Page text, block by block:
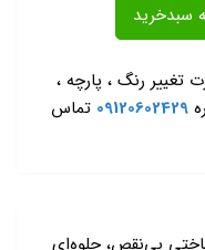
تغییر رنگ ، پارچه ،
09120602429 تماس
بی‌نقص، جلوه‌ای